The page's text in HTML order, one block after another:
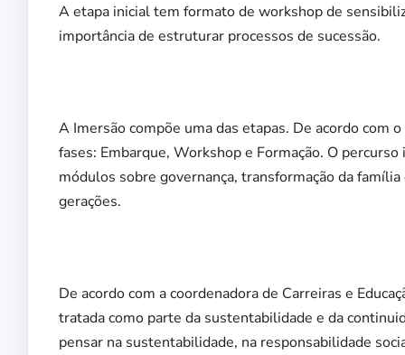
A etapa inicial tem formato de workshop de
importância de estruturar processos de sucessão.
A Imersão compõe uma das etapas. De acordo com
fases: Embarque, Workshop e Formação. O
módulos sobre governança, transformação da
gerações.
De acordo com a coordenadora de Carreiras e
tratada como parte da sustentabilidade e da
pensar na sustentabilidade, na responsabilidade